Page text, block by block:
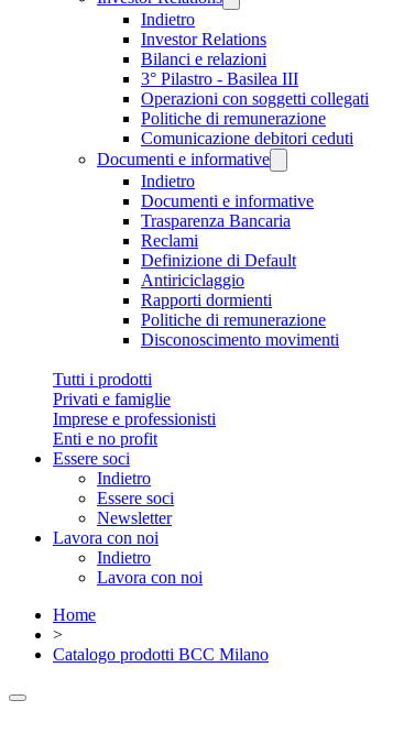
Indietro
Investor Relations
Bilanci e relazioni
3° Pilastro - Basilea III
Operazioni con soggetti collegati
Politiche di remunerazione
Comunicazione debitori ceduti
Documenti e informative
Indietro
Documenti e informative
Trasparenza Bancaria
Reclami
Definizione di Default
Antiriciclaggio
Rapporti dormienti
Politiche di remunerazione
Disconoscimento movimenti
Tutti i prodotti
Privati e famiglie
Imprese e professionisti
Enti e no profit
Essere soci
Indietro
Essere soci
Newsletter
Lavora con noi
Indietro
Lavora con noi
Home
>
Catalogo prodotti BCC Milano